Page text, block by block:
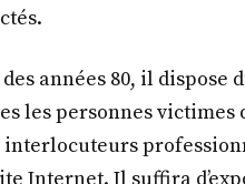
années 80, il dispose
les personnes victimes